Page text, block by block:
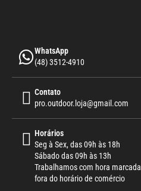
WhatsApp
(48) 3512-4910
Contato
pro.outdoor.loja@gmail.com
Horários
Seg à Sex, das 09h às 18h
Sábado das 09h às 13h
Trabalhamos com hora marcada
fora do horário de comércio